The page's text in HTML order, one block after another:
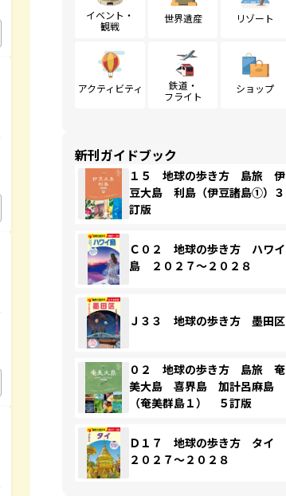
イベント・
観戦
世界遺産 リゾート
アクティビティ
鉄道・
フライト
ショップ
新刊ガイドブック
１５ 地球の歩き方 島旅 伊
豆大島 利島（伊豆諸島①）３
訂版
Ｃ０２ 地球の歩き方 ハワイ
島 ２０２７～２０２８
Ｊ３３ 地球の歩き方 墨田区
０２ 地球の歩き方 島旅 奄
美大島 喜界島 加計呂麻島
（奄美群島１） ５訂版
Ｄ１７ 地球の歩き方 タイ
２０２７～２０２８